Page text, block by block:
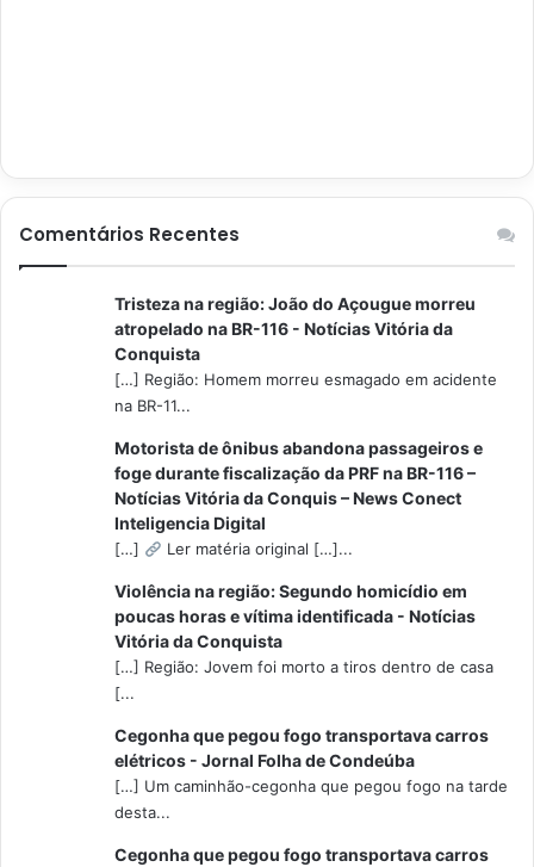
Comentários Recentes
Tristeza na região: João do Açougue morreu
atropelado na BR-116 - Notícias Vitória da
Conquista
[…] Região: Homem morreu esmagado em acidente
na BR-11...
Motorista de ônibus abandona passageiros e
foge durante fiscalização da PRF na BR-116 –
Notícias Vitória da Conquis – News Conect
Inteligencia Digital
[…] Ler matéria original […]...
Violência na região: Segundo homicídio em
poucas horas e vítima identificada - Notícias
Vitória da Conquista
[…] Região: Jovem foi morto a tiros dentro de casa
[...
Cegonha que pegou fogo transportava carros
elétricos - Jornal Folha de Condeúba
[…] Um caminhão-cegonha que pegou fogo na tarde
desta...
Cegonha que pegou fogo transportava carros